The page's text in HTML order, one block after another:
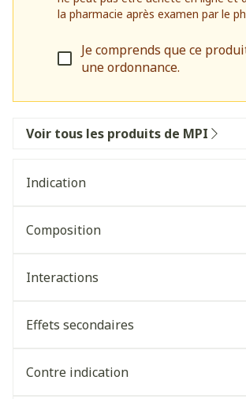
la pharmacie après examen par le
Je comprends que ce
une ordonnance.
Voir tous les produits de MPI
Indication
Composition
Interactions
Effets secondaires
Contre indication